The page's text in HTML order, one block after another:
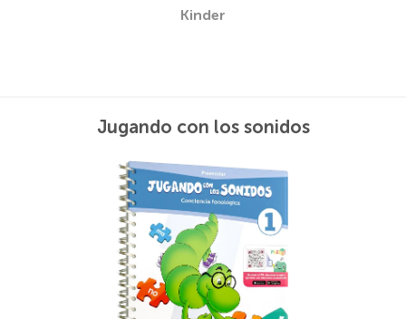
Kinder
Jugando con los sonidos